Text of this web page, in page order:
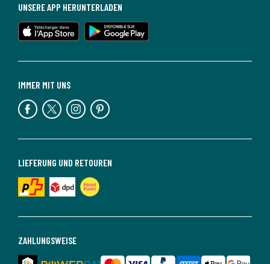
ZAHLUNGSWEISE
LIEFERUNG UND RETOUREN
IMMER MIT UNS
UNSERE APP HERUNTERLADEN